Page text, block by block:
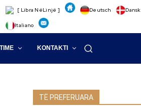
[ Libra NëLinjë ] Deutsch Dansk
Italiano
KONTAKTI
TË PREFERUARA